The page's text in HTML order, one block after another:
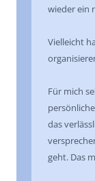
wieder ein
Vielleicht
Für mich
das
geht. Das